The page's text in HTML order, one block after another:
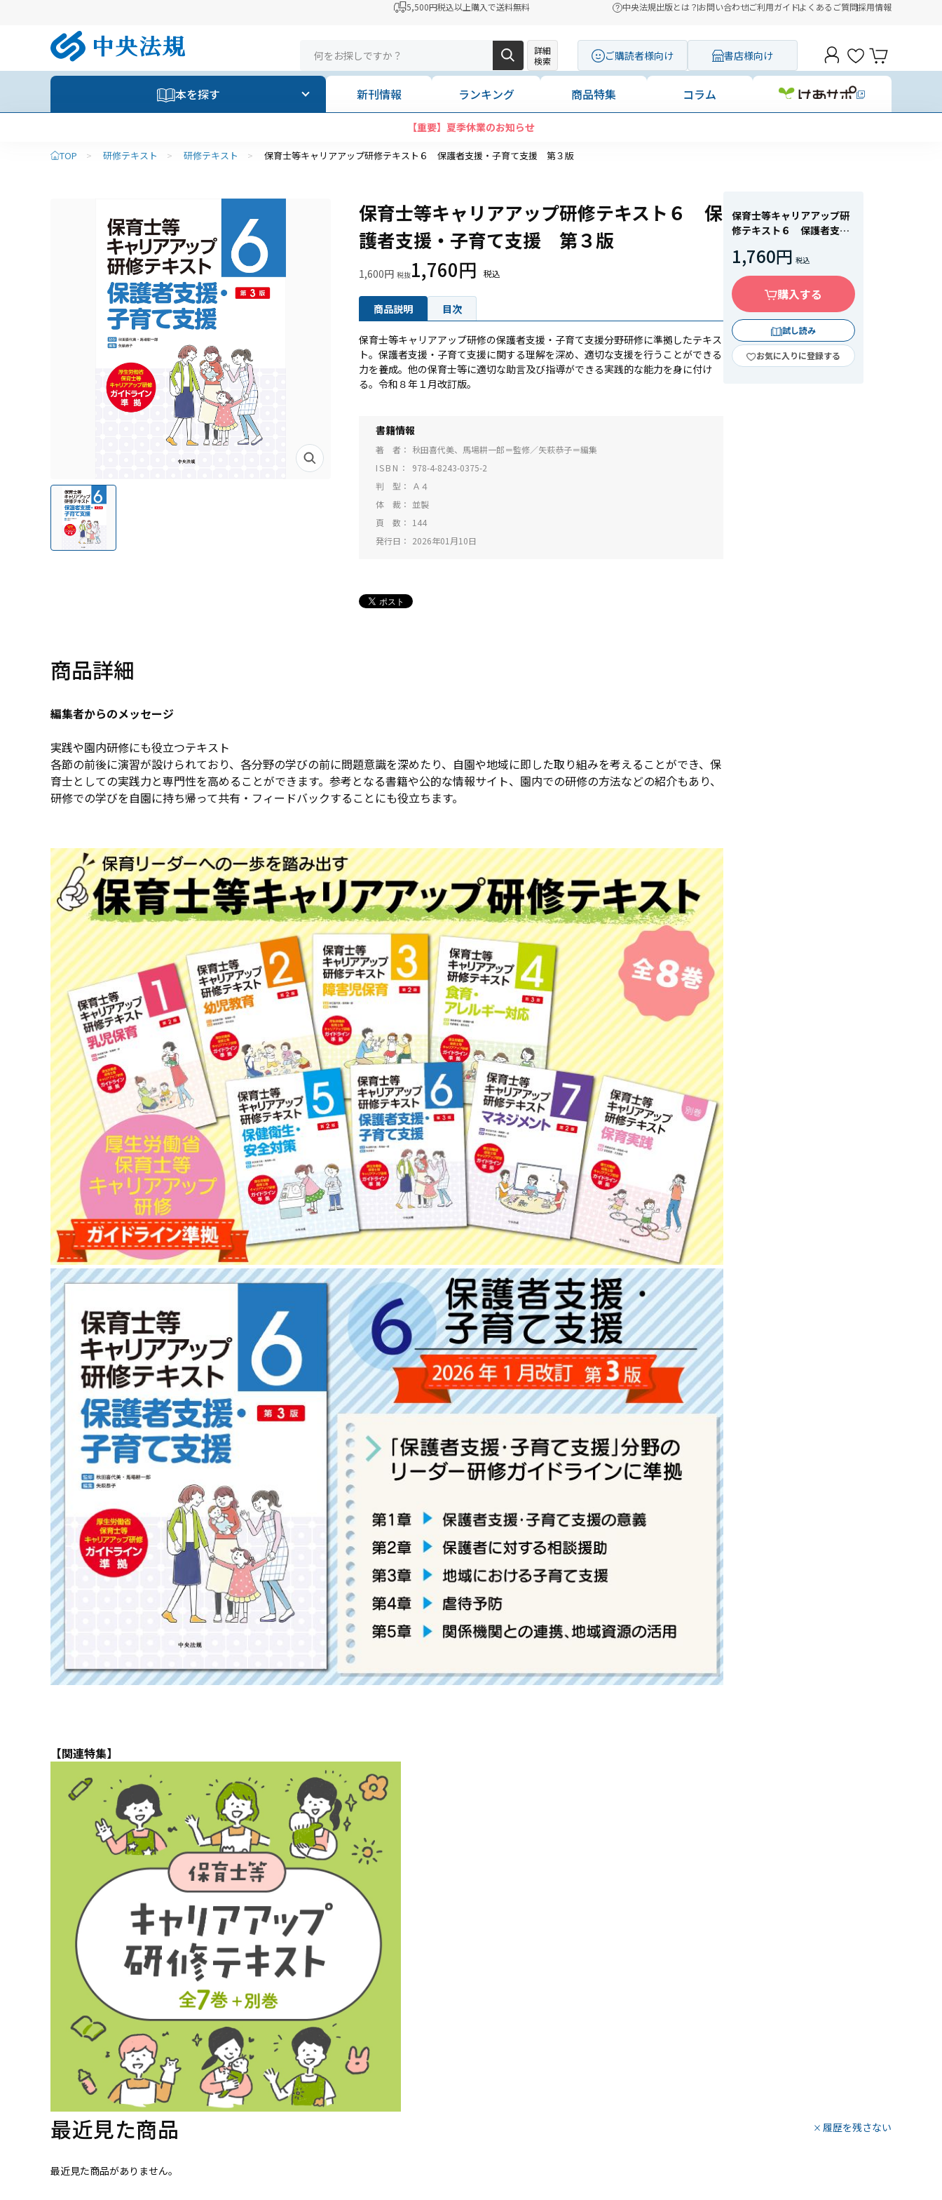
5,500円税込以上購入で送料無料 中央法規出版とは？お問い合わせご利用ガイドよくあるご質問採用情報
詳細
検索
ご購読者様向け 書店様向け
本を探す 新刊情報 ランキング 商品特集 コラム
【重要】夏季休業のお知らせ
TOP > 研修テキスト > 研修テキスト > 保育士等キャリアアップ研修テキスト６ 保護者支援・子育て支援 第３版
保育士等キャリアアップ研修テキスト６ 保
護者支援・子育て支援 第３版
1,600円 1,760円
商品説明 目次
保育士等キャリアアップ研修の保護者支援・子育て支援分野研修に準拠したテキス
ト。保護者支援・子育て支援に関する理解を深め、適切な支援を行うことができる
力を養成。他の保育士等に適切な助言及び指導ができる実践的な能力を身に付け
る。令和８年１月改訂版。
書籍情報
著 者
秋田喜代美、馬場耕一郎＝監修／矢萩恭子＝編集
ISBN
978-4-8243-0375-2
判 型
Ａ４
体 裁
並製
頁 数
144
発行日
2026年01月10日
商品詳細
編集者からのメッセージ
実践や園内研修にも役立つテキスト
各節の前後に演習が設けられており、各分野の学びの前に問題意識を深めたり、自園や地域に即した取り組みを考えることができ、保
育士としての実践力と専門性を高めることができます。参考となる書籍や公的な情報サイト、園内での研修の方法などの紹介もあり、
研修での学びを自園に持ち帰って共有・フィードバックすることにも役立ちます。
【関連特集】
保育士等キャリアアップ研
修テキスト６ 保護者支
1,760円
購入する
試し読み
お気に入りに登録する
最近見た商品
最近見た商品がありません。
履歴を残さない